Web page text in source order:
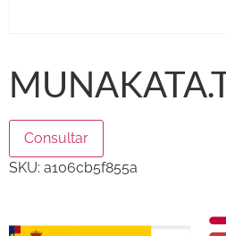
Consultar
SKU: a106cb5f855a